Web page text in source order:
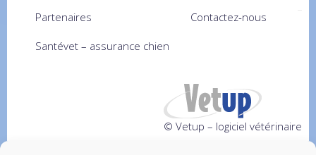
Partenaires
Santévet – assurance chien
Contactez-nous
© Vetup – logiciel vétérinaire